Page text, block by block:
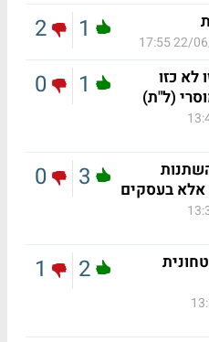
22/06/
1
2
לא כזו
(ל"ת)
1
0
להשתנות
אלא בעסקים
3
0
2
1